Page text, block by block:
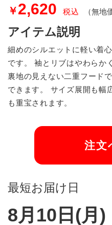
￥2,620 税込 （無地
アイテム説明
細めのシルエットに軽い着
です。 袖とリブはやわらか
裏地の見えない二重フード
できます。 サイズ展開も幅
も重宝されます。
注文
最短お届け日
8月10日(月)